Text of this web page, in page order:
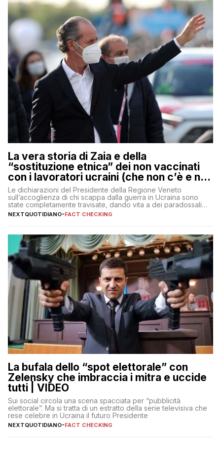
La vera storia di Zaia e della
“sostituzione etnica” dei non vaccinati
con i lavoratori ucraini (che non c’è e non
ci sarà)
Le dichiarazioni del Presidente della Regione Veneto
sull’accoglienza di chi scappa dalla guerra in Ucraina sono
state completamente travisate, dando vita a dei paradossali
falsi che girano sui social
NEXTQUOTIDIANO-FACT CHECKING
La bufala dello “spot elettorale” con
Zelensky che imbraccia i mitra e uccide
tutti | VIDEO
Sui social circola una scena spacciata per “pubblicità
elettorale”. Ma si tratta di un estratto della serie televisiva che
rese celebre in Ucraina il futuro Presidente
NEXTQUOTIDIANO-FACT CHECKING